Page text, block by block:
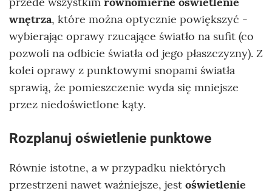
wnętrza, które można optycznie powiększyć -
wybierając oprawy rzucające światło na sufit (co
pozwoli na odbicie światła od jego płaszczyzny). Z
kolei oprawy z punktowymi snopami światła
sprawią, że pomieszczenie wyda się mniejsze
przez niedoświetlone kąty.
Rozplanuj oświetlenie punktowe
Równie istotne, a w przypadku niektórych
przestrzeni nawet ważniejsze, jest oświetlenie